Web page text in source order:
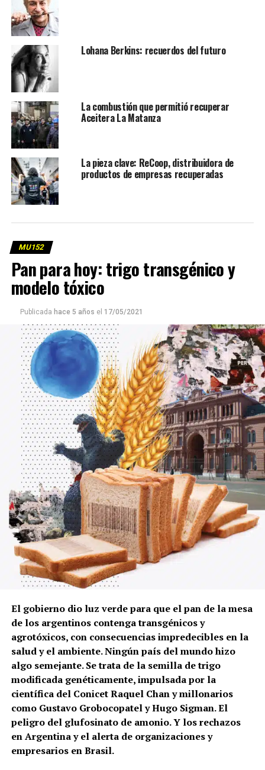
Lohana Berkins: recuerdos del futuro
La combustión que permitió recuperar
Aceitera La Matanza
La pieza clave: ReCoop, distribuidora de
productos de empresas recuperadas
MU152
Pan para hoy: trigo transgénico y
modelo tóxico
Publicada hace 5 años el 17/05/2021
El gobierno dio luz verde para que el pan de la mesa
de los argentinos contenga transgénicos y
agrotóxicos, con consecuencias impredecibles en la
salud y el ambiente. Ningún país del mundo hizo
algo semejante. Se trata de la semilla de trigo
modificada genéticamente, impulsada por la
científica del Conicet Raquel Chan y millonarios
como Gustavo Grobocopatel y Hugo Sigman. El
peligro del glufosinato de amonio. Y los rechazos
en Argentina y el alerta de organizaciones y
empresarios en Brasil.